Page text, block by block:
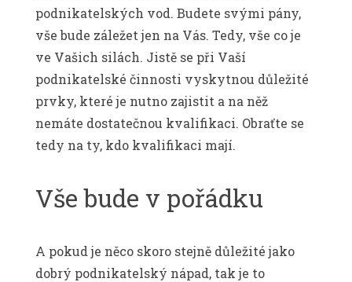
podnikatelských vod. Budete svými pány,
vše bude záležet jen na Vás. Tedy, vše co je
ve Vašich silách. Jistě se při Vaší
podnikatelské činnosti vyskytnou důležité
prvky, které je nutno zajistit a na něž
nemáte dostatečnou kvalifikaci. Obraťte se
tedy na ty, kdo kvalifikaci mají.
Vše bude v pořádku
A pokud je něco skoro stejně důležité jako
dobrý podnikatelský nápad, tak je to